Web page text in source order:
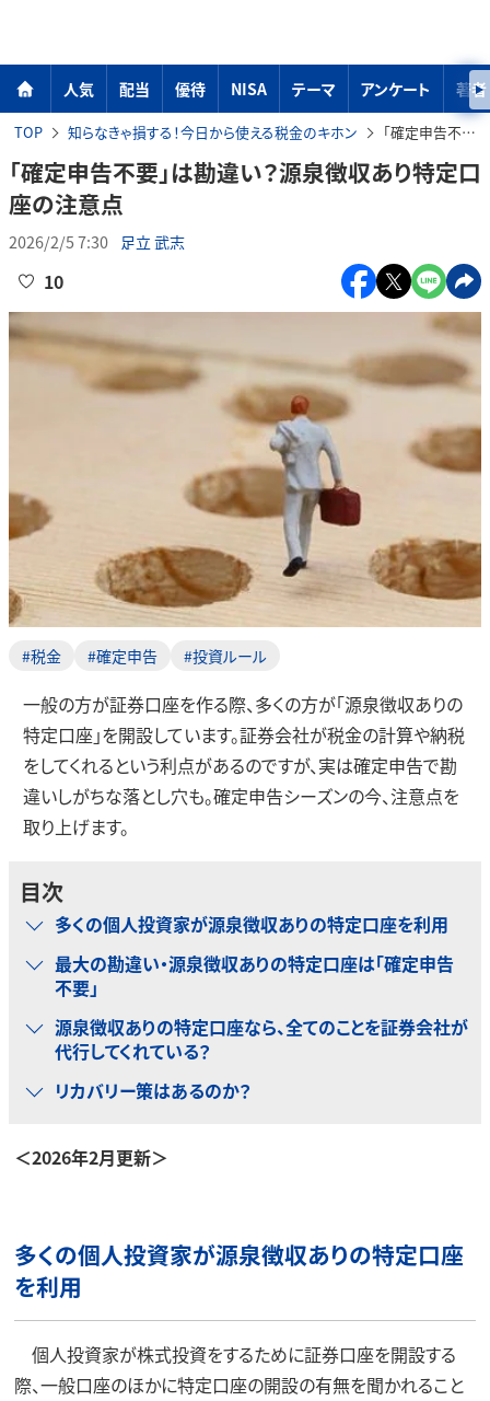
人気 配当 優待 NISA テーマ アンケート 著者
TOP 知らなきゃ損する！今日から使える税金のキホン 「確定申告不要」は勘違い？源泉徴収あり特定口座の注意点
「確定申告不要」は勘違い？源泉徴収あり特定口
座の注意点
2026/2/5 7:30 足立 武志
10
#税金 #確定申告 #投資ルール
一般の方が証券口座を作る際、多くの方が「源泉徴収ありの
特定口座」を開設しています。証券会社が税金の計算や納税
をしてくれるという利点があるのですが、実は確定申告で勘
違いしがちな落とし穴も。確定申告シーズンの今、注意点を
取り上げます。
目次
多くの個人投資家が源泉徴収ありの特定口座を利用
最大の勘違い・源泉徴収ありの特定口座は「確定申告
不要」
源泉徴収ありの特定口座なら、全てのことを証券会社が
代行してくれている？
リカバリー策はあるのか？
＜2026年2月更新＞
多くの個人投資家が源泉徴収ありの特定口座
を利用
個人投資家が株式投資をするために証券口座を開設する
際、一般口座のほかに特定口座の開設の有無を聞かれること